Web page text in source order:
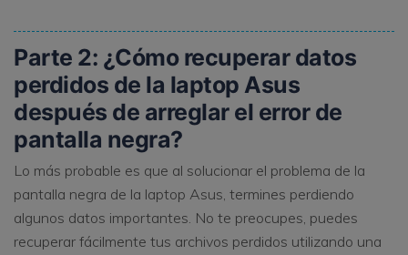
Parte 2: ¿Cómo recuperar datos
perdidos de la laptop Asus
después de arreglar el error de
pantalla negra?
Lo más probable es que al solucionar el problema de la
pantalla negra de la laptop Asus, termines perdiendo
algunos datos importantes. No te preocupes, puedes
recuperar fácilmente tus archivos perdidos utilizando una